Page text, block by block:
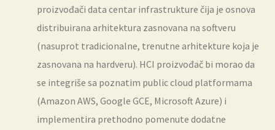
proizvođači data centar infrastrukture čija je osnova
distribuirana arhitektura zasnovana na softveru
(nasuprot tradicionalne, trenutne arhitekture koja je
zasnovana na hardveru). HCI proizvođač bi morao da
se integriše sa poznatim public cloud platformama
(Amazon AWS, Google GCE, Microsoft Azure) i
implementira prethodno pomenute dodatne